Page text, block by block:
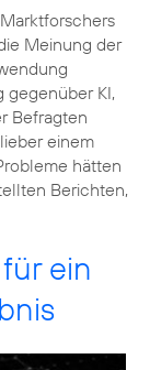
Meinung der
gegenüber KI,
Befragten
einem
hätten
Berichten,
ein